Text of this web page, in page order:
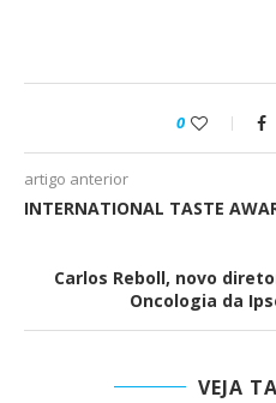
0
artigo anterior
INTERNATIONAL TASTE
Carlos Reboll, novo
Oncologia da
VEJA